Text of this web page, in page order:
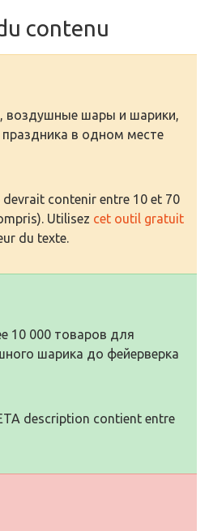
contenu
воздушные шары и шарики,
в одном месте
contenir entre 10 et 70
Utilisez cet outil gratuit
du texte.
10 000 товаров для
шарика до фейерверка
description contient entre